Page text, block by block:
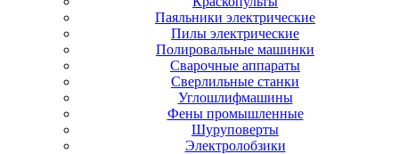
Паяльники электрические
Пилы электрические
Полировальные машинки
Сварочные аппараты
Сверлильные станки
Углошлифмашины
Фены промышленные
Шуруповерты
Электролобзики